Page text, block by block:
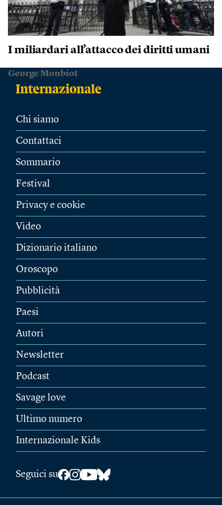
I miliardari all’attacco dei diritti umani
George Monbiot
Chi siamo
Contattaci
Sommario
Festival
Privacy e cookie
Video
Dizionario italiano
Oroscopo
Pubblicità
Paesi
Autori
Newsletter
Podcast
Savage love
Ultimo numero
Internazionale Kids
Seguici su